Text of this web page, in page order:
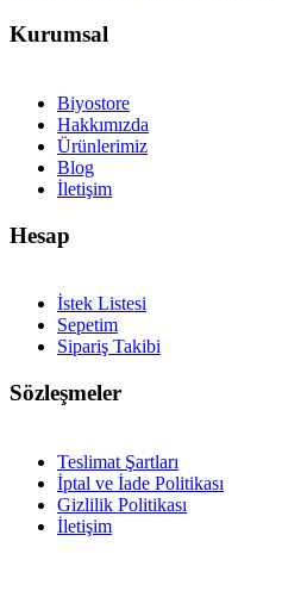
Kurumsal
Biyostore
Hakkımızda
Ürünlerimiz
Blog
İletişim
Hesap
İstek Listesi
Sepetim
Sipariş Takibi
Sözleşmeler
Teslimat Şartları
İptal ve İade Politikası
Gizlilik Politikası
İletişim